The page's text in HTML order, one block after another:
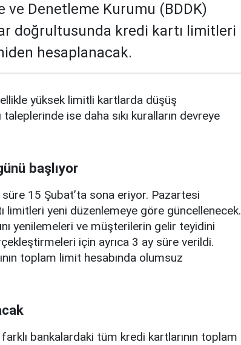
ve Denetleme Kurumu (BDDK)
doğrultusunda kredi kartı limitleri
hesaplanacak.
yüksek limitli kartlarda düşüş
ise daha sıkı kuralların devreye
başlıyor
süre 15 Şubat’ta sona eriyor. Pazartesi
limitleri yeni düzenlemeye göre güncellenecek.
yenilemeleri ve müşterilerin gelir teyidini
için ayrıca 3 ay süre verildi.
toplam limit hesabında olumsuz
bankalardaki tüm kredi kartlarının toplam